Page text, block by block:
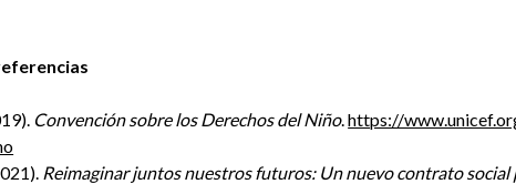
Convención sobre los Derechos del Niño.https://
Reimaginar juntos nuestros futuros: Un nuevo contrato social